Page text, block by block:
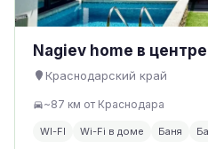
Nagiev home в
Краснодарский край
~87 км от Краснодара
WI-FI Wi-Fi в доме Баня